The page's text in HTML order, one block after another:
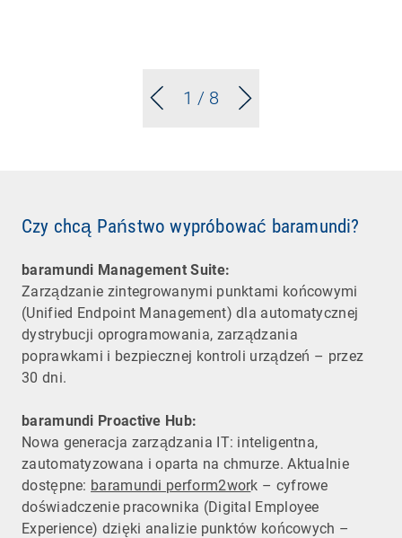
1 / 8
Czy chcą Państwo wypróbować baramundi?
baramundi Management Suite:
Zarządzanie zintegrowanymi punktami końcowymi
(Unified Endpoint Management) dla automatycznej
dystrybucji oprogramowania, zarządzania
poprawkami i bezpiecznej kontroli urządzeń – przez
30 dni.
baramundi Proactive Hub:
Nowa generacja zarządzania IT: inteligentna,
zautomatyzowana i oparta na chmurze. Aktualnie
dostępne: baramundi perform2work – cyfrowe
doświadczenie pracownika (Digital Employee
Experience) dzięki analizie punktów końcowych –